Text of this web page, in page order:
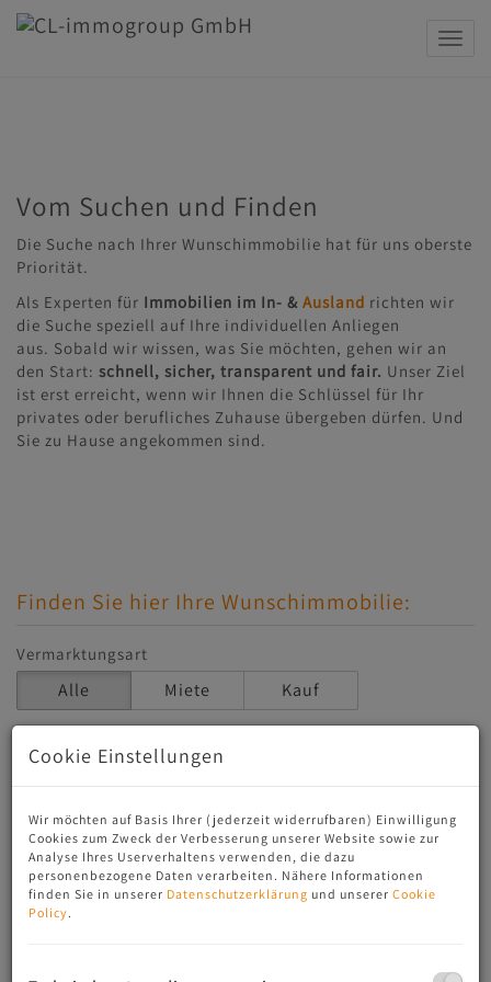
Vom Suchen und Finden
Die Suche nach Ihrer Wunschimmobilie hat für uns oberste
Priorität.
Als Experten für Immobilien im In- & Ausland richten wir
die Suche speziell auf Ihre individuellen Anliegen
aus. Sobald wir wissen, was Sie möchten, gehen wir an
den Start: schnell, sicher, transparent und fair. Unser Ziel
ist erst erreicht, wenn wir Ihnen die Schlüssel für Ihr
privates oder berufliches Zuhause übergeben dürfen. Und
Sie zu Hause angekommen sind.
Finden Sie hier Ihre Wunschimmobilie:
Vermarktungsart
Alle Miete Kauf
Bundesland
Ort
Cookie Einstellungen
Wir möchten auf Basis Ihrer (jederzeit widerrufbaren) Einwilligung
Cookies zum Zweck der Verbesserung unserer Website sowie zur
Analyse Ihres Userverhaltens verwenden, die dazu
personenbezogene Daten verarbeiten. Nähere Informationen
finden Sie in unserer Datenschutzerklärung und unserer Cookie
Policy.